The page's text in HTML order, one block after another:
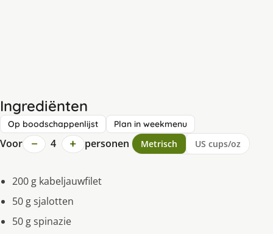
Ingrediënten
Op boodschappenlijst Plan in weekmenu
Voor − 4 + personen Metrisch US cups/oz
200 g kabeljauwfilet
50 g sjalotten
50 g spinazie